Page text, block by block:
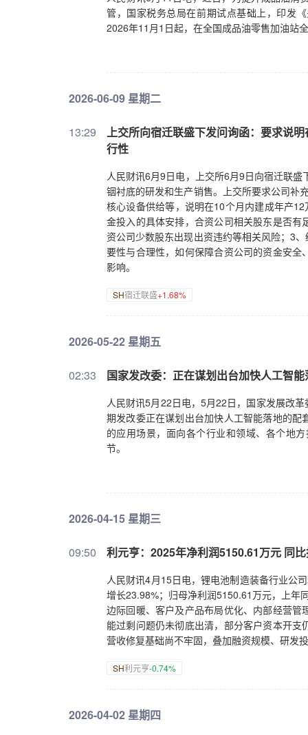
管，国家税务总局在前期试点基础上，印发
2026年11月1日起，在全国成品油零售加油站
2026-06-09 星期二
13:29
上交所向宿迁联盛下发问询函：要求说
行性
人民财讯6月9日电，上交所6月9日向宿迁联
铟衬底的研发和生产销售。上交所要求公司补
核心设备供给等，说明在10个月内建成年产
金投入的具体安排，合资公司相关股东是否
资公司少数股东出现出资违约等相关风险；3
要性与合理性，如何保障合资公司的资金安
影响。
SH宿迁联盛+1.68%
2026-05-22 星期五
02:33 国家发改委：正在谋划出台加快人工智
人民财讯5月22日电，5月22日，国家发展改
期发改委正在谋划出台加快人工智能落地的
的应用场景，面向各个行业和领域、各个地
节。
2026-04-15 星期三
09:50 利元亨：2025年净利润5150.61万元 同
人民财讯4月15日电，锂电池制造装备行业公
增长23.98%；归母净利润5150.61万元，上年
边际回暖、客户及产品布局优化、内部经营
能过剩问题仍未彻底出清，部分客户资本开
营收修复基础尚不牢固，叠加融资规模、研发
SH利元亨-0.74%
2026-04-02 星期四